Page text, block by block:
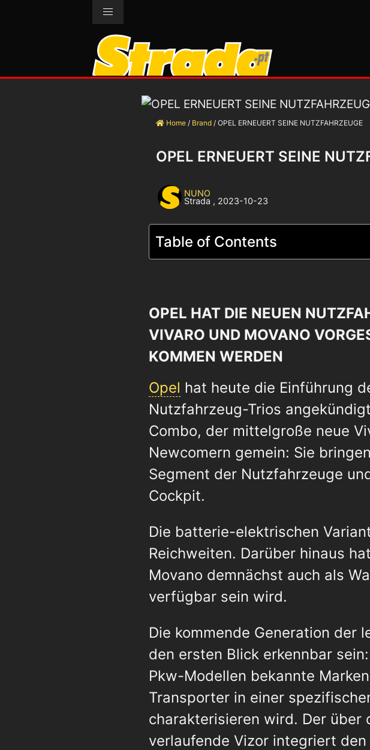
Home / Brand / OPEL ERNEUERT SEINE NUTZFAHRZEUGE
OPEL ERNEUERT SEINE
NUNO
Strada , 2023-10-23
Table of Contents
OPEL HAT DIE NEUEN
VIVARO UND MOVANO
KOMMEN WERDEN
Opel hat heute die Einführung
Nutzfahrzeug-Trios
Combo, der mittelgroße neue
Newcomern gemein: Sie
Segment der Nutzfahrzeuge
Cockpit.
Die batterie-elektrischen
Reichweiten. Darüber hinaus
Movano demnächst auch als
verfügbar sein wird.
Die kommende Generation der
den ersten Blick erkennbar
Pkw-Modellen bekannte
Transporter in einer
charakterisieren wird. Der
verlaufende Vizor integriert